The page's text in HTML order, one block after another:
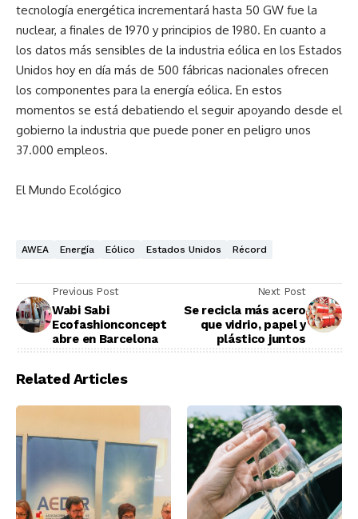
tecnología energética incrementará hasta 50 GW fue la
nuclear, a finales de 1970 y principios de 1980. En cuanto a
los datos más sensibles de la industria eólica en los Estados
Unidos hoy en día más de 500 fábricas nacionales ofrecen
los componentes para la energía eólica. En estos
momentos se está debatiendo el seguir apoyando desde el
gobierno la industria que puede poner en peligro unos
37.000 empleos.
El Mundo Ecológico
AWEA Energía Eólico Estados Unidos Récord
Previous Post
Wabi Sabi
Ecofashionconcept
abre en Barcelona
Next Post
Se recicla más acero
que vidrio, papel y
plástico juntos
Related Articles